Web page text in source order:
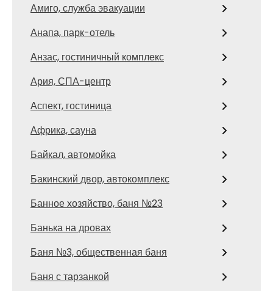
Амиго, служба эвакуации
Анапа, парк-отель
Анзас, гостиничный комплекс
Ария, СПА-центр
Аспект, гостиница
Африка, сауна
Байкал, автомойка
Бакинский двор, автокомплекс
Банное хозяйство, баня №23
Банька на дровах
Баня №3, общественная баня
Баня с тарзанкой